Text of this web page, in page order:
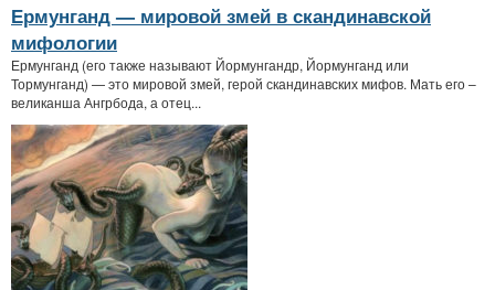
Ермунганд — мировой змей в скандинавской
мифологии
Ермунганд (его также называют Йормунгандр, Йормунганд или
Тормунганд) — это мировой змей, герой скандинавских мифов. Мать его –
великанша Ангрбода, а отец...